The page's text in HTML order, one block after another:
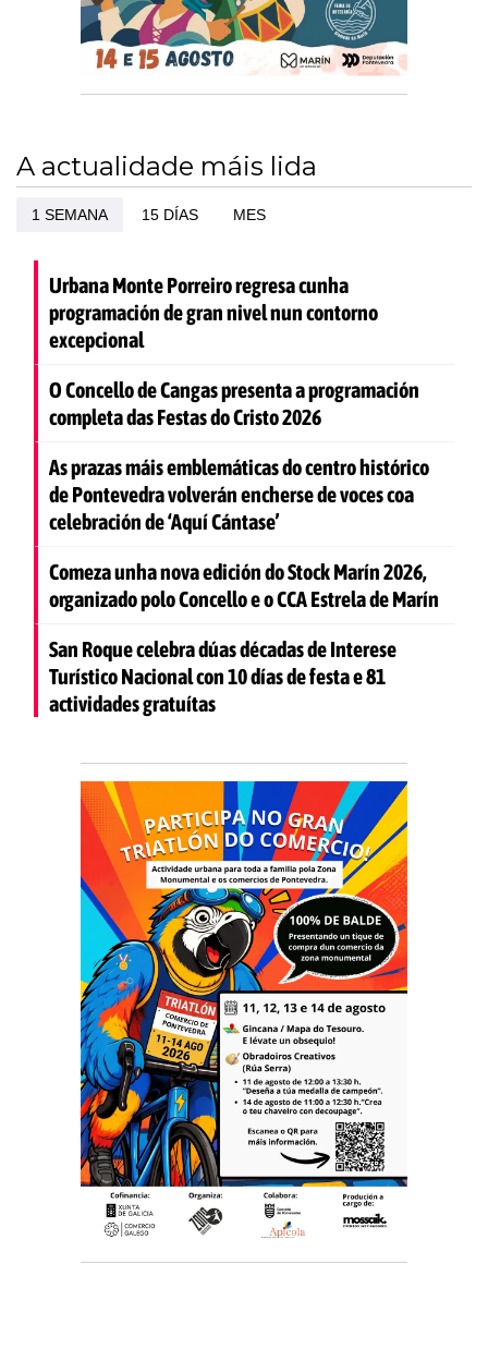
A actualidade máis lida
1 SEMANA 15 DÍAS MES
Urbana Monte Porreiro regresa cunha
programación de gran nivel nun contorno
excepcional
O Concello de Cangas presenta a programación
completa das Festas do Cristo 2026
As prazas máis emblemáticas do centro histórico
de Pontevedra volverán encherse de voces coa
celebración de ‘Aquí Cántase’
Comeza unha nova edición do Stock Marín 2026,
organizado polo Concello e o CCA Estrela de Marín
San Roque celebra dúas décadas de Interese
Turístico Nacional con 10 días de festa e 81
actividades gratuítas